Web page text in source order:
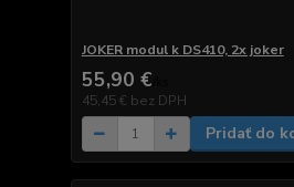
JOKER modul k DS410, 2x joker
55,90 €
45,45 € bez DPH
Pridať do